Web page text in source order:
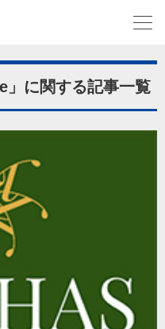
」に関する記事一覧